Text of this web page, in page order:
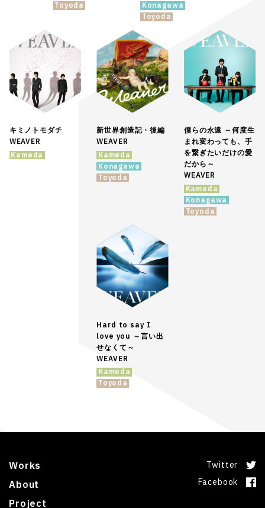
Toyoda
Konagawa
Toyoda
キミノトモダチ
WEAVER
Kameda
新世界創造記・後編
WEAVER
Kameda
Konagawa
Toyoda
僕らの永遠 ～何度生
まれ変わっても、手
を繋ぎたいだけの愛
だから～
WEAVER
Kameda
Konagawa
Toyoda
Hard to say I
love you ～言い出
せなくて～
WEAVER
Kameda
Toyoda
Works
About
Project
Twitter
Facebook